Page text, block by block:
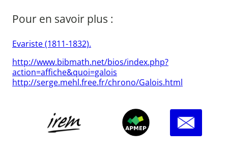
Pour en savoir plus :
Evariste (1811-1832).
http://www.bibmath.net/bios/index.php?
action=affiche&quoi=galois
http://serge.mehl.free.fr/chrono/Galois.html